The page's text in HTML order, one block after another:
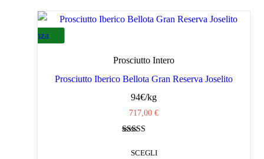
Senza
Prosciutto Intero
Prosciutto Iberico Bellota Gran Reserva Joselito
94€/kg
717,00 €
4.37
su 5
SCEGLI